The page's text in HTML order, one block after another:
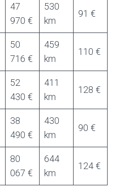
47
970 €
530
km
91 €
50
716 €
459
km
110 €
52
430 €
411
km
128 €
38
490 €
430
km
90 €
80
067 €
644
km
124 €